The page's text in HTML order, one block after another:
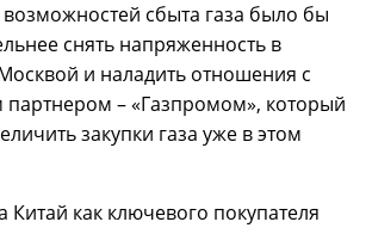
сбыта газа было бы
снять напряженность в
и наладить отношения с
– «Газпромом», который
закупки газа уже в этом
Китай как ключевого покупателя